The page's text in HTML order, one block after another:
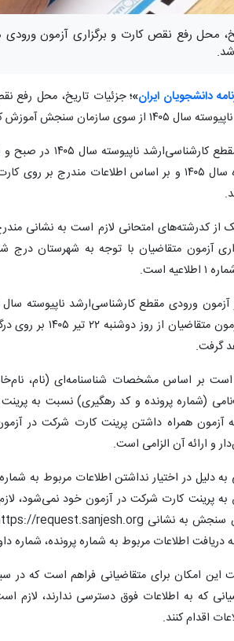
محل‌ رفع نقص کارت و برگزاری‌ آزمون‌ ورودی
دانشجویان ایران»؛جزئیات تاریخ‌، محل‌ رفع
سنجش آموزش کشور منتشر شد.
جمعه ۲۶ تیرماه سال ۱۴۰۵ و بر اساس اطلاعات
از کدرشته‌های امتحانی‌ لازم‌ است‌ به نشانی
است.
محل برگزاری آزمون
گرفت.
است بر اساس مشخصات شناسنامه‌ای (نام‌،
(شماره پرونده و کد رهگیری) نسبت به پرینت
همراه داشتن پرینت کارت شرکت در
و ارائه آن الزامی است.
دلیل در اختیار نداشتن اطلاعات مربوط به
به پرینت کارت شرکت در آزمون خود نمی‌شود،
اطلاعات مربوط به شماره پرونده، شماره
این امکان برای متقاضیانی فراهم است که
که به اطلاعات فوق دسترسی ندارند،
اقدام کنند.